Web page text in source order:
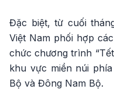
Đặc biệt, từ cuối
Việt Nam phối hợp
chức chương trình
khu vực miền núi
Bộ và Đông Nam Bộ.